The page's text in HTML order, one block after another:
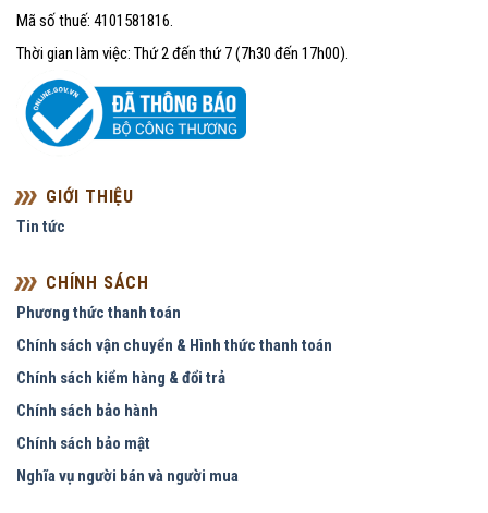
Mã số thuế: 4101581816.
Thời gian làm việc: Thứ 2 đến thứ 7 (7h30 đến 17h00).
GIỚI THIỆU
Tin tức
CHÍNH SÁCH
Phương thức thanh toán
Chính sách vận chuyển & Hình thức thanh toán
Chính sách kiểm hàng & đổi trả
Chính sách bảo hành
Chính sách bảo mật
Nghĩa vụ người bán và người mua